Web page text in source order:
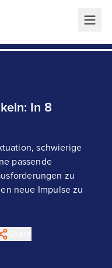
In 8
schwierige
passende
zu
neue Impulse zu